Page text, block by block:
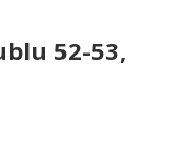
52-53,